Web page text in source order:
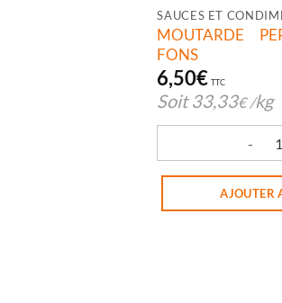
SAUCES ET
MOUTARDE
FONS
6,50€ TTC
Soit 33,33€ /kg
quantité de
AJOUTER